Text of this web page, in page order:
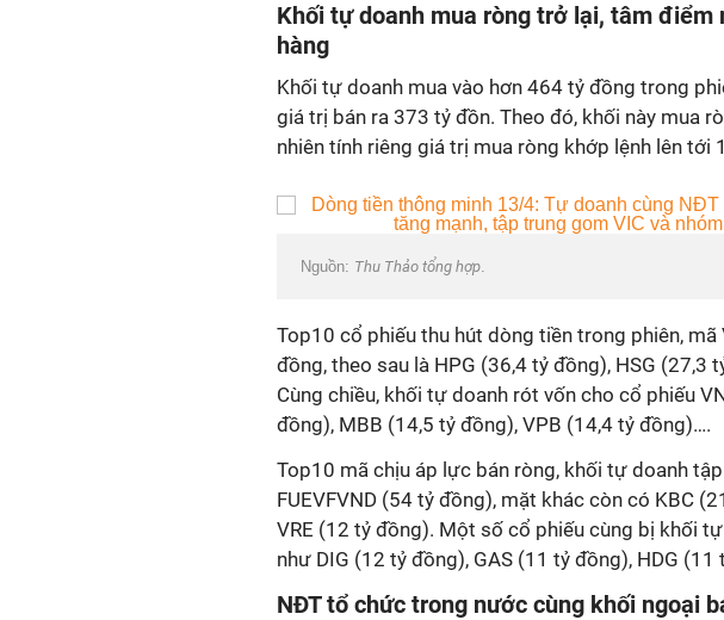
Khối tự doanh mua ròng trở lại, tâm điểm
hàng
Khối tự doanh mua vào hơn 464 tỷ đồng trong
giá trị bán ra 373 tỷ đồn. Theo đó, khối này mua
nhiên tính riêng giá trị mua ròng khớp lệnh lên tới
Nguồn: Thu Thảo tổng hợp.
Top10 cổ phiếu thu hút dòng tiền trong phiên,
đồng, theo sau là HPG (36,4 tỷ đồng), HSG (27,3
Cùng chiều, khối tự doanh rót vốn cho cổ phiếu
đồng), MBB (14,5 tỷ đồng), VPB (14,4 tỷ đồng)….
Top10 mã chịu áp lực bán ròng, khối tự doanh
FUEVFVND (54 tỷ đồng), mặt khác còn có KBC
VRE (12 tỷ đồng). Một số cổ phiếu cùng bị khối
như DIG (12 tỷ đồng), GAS (11 tỷ đồng), HDG (11
NĐT tổ chức trong nước cùng khối ngoại